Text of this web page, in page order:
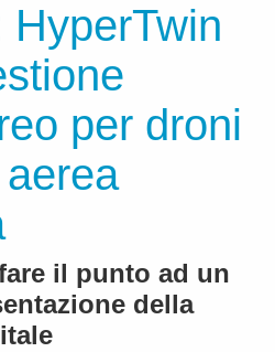
HyperTwin
per droni
il punto ad un
della